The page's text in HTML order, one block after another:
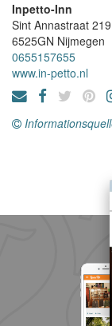
Inpetto-Inn
Sint Annastraat 219
6525GN Nijmegen
0655157655
www.in-petto.nl